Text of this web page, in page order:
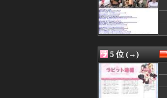
08/08 15:15
08/08 15:10
08/08 15:10
08/08 15:09
08/08 15:05
08/08 15:05
08/08 15:03
08/08 15:02
08/08 15:00
08/08 14:51
5 位 (→)